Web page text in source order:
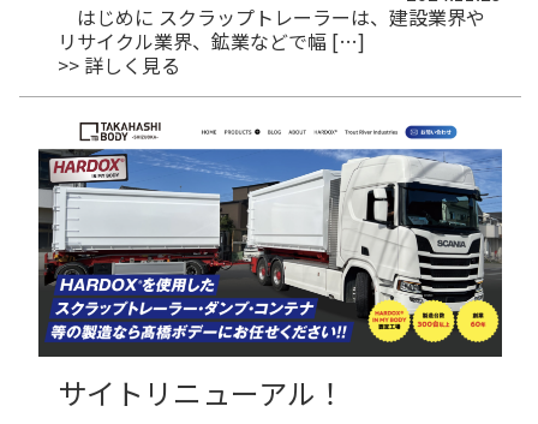
はじめに スクラップトレーラーは、建設業界や
リサイクル業界、鉱業などで幅 […]
>> 詳しく見る
サイトリニューアル！